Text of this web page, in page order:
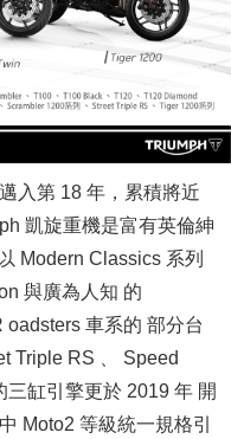
入第 18 年，累積將近
凱旋重機是富有英倫紳
Modern Classics 系列
與廣為人知 的
車系的 部分台
Triple RS 、 Speed
缸引擎更於 2019 年 開
Moto2 等級統一規格引